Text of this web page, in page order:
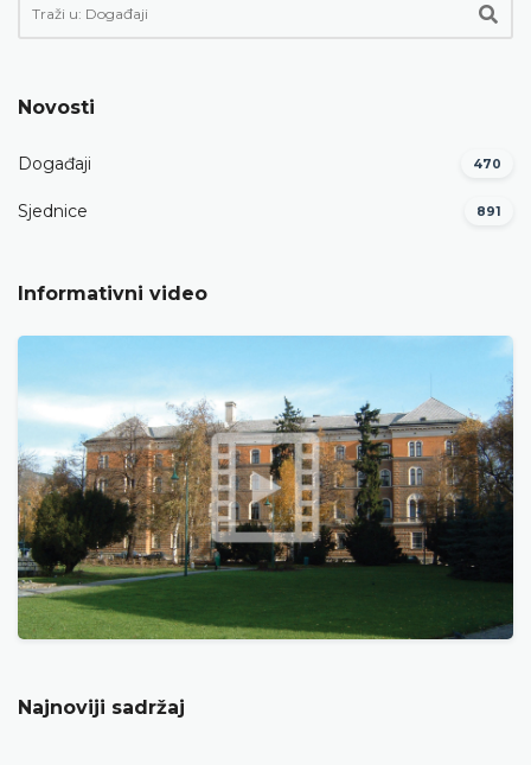
Novosti
Događaji 470
Sjednice 891
Informativni video
Najnoviji sadržaj